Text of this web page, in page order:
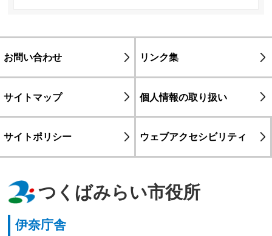
お問い合わせ リンク集
サイトマップ 個人情報の取り扱い
サイトポリシー ウェブアクセシビリティ
つくばみらい市役所
伊奈庁舎